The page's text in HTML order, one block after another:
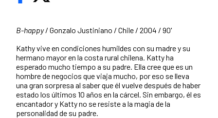
B-happy/ Gonzalo Justiniano / Chile / 2004 / 90'
Kathy vive en condiciones humildes con su madre y su
hermano mayor en la costa rural chilena. Katty ha
esperado mucho tiempo a su padre. Ella cree que es un
hombre de negocios que viaja mucho, por eso se lleva
una gran sorpresa al saber que él vuelve después de haber
estado los últimos 10 años en la cárcel. Sin embargo, él es
encantador y Katty no se resiste a la magia de la
personalidad de su padre.